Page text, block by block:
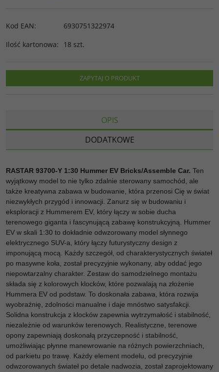
Kod EAN:
6930751322974
Ilość kartonowa: 18 szt.
ZAPYTAJ O PRODUKT
OPIS
DODATKOWE
RASTAR 93700-Y 1:30 Hummer EV Bricks/Assemble Car. Ten
wyjątkowy model to nie tylko zdalnie sterowany samochód, ale
także kreatywna zabawa w budowanie, która przenosi Cię w świat
niezwykłych przygód i innowacji. Zanurz się w budowaniu i
eksploracji z Hummerem EV, który łączy w sobie ducha
terenowego giganta i fascynującą zabawę konstrukcyjną. Hummer
EV w skali 1:30 to dokładnie odwzorowany model słynnego
elektrycznego SUV-a, który łączy futurystyczny design z
imponującą mocą. Każdy szczegół, od charakterystycznych świateł
po masywne koła, został precyzyjnie wykonany, aby oddać jego
niepowtarzalny charakter. Zestaw do samodzielnego montażu
składa się z kolorowych klocków, które pozwalają na złożenie
Hummera EV od podstaw. To doskonała zabawa, która rozwija
wyobraźnię, zdolności manualne i daje mnóstwo satysfakcji.
Solidna konstrukcja z klocków zapewnia wytrzymałość i stabilność,
niezależnie od warunków terenowych. Realistyczne, terenowe
opony zapewniają doskonałą przyczepność i stabilność,
umożliwiając płynne manewrowanie na różnych powierzchniach,
od parkietu po trawę. Każdy element modelu, od precyzyjnie
odwzorowanych świateł po detale nadwozia, został zaprojektowany